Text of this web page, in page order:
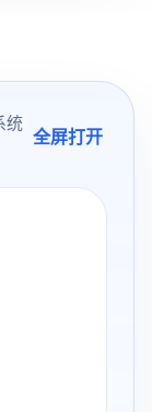
统
全屏打开